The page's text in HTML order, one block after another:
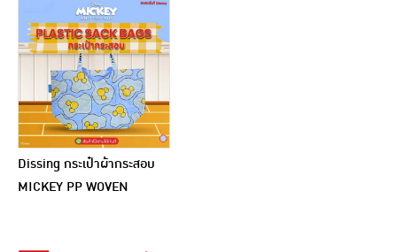
Dissing กระเป๋าผ้ากระสอบ
MICKEY PP WOVEN